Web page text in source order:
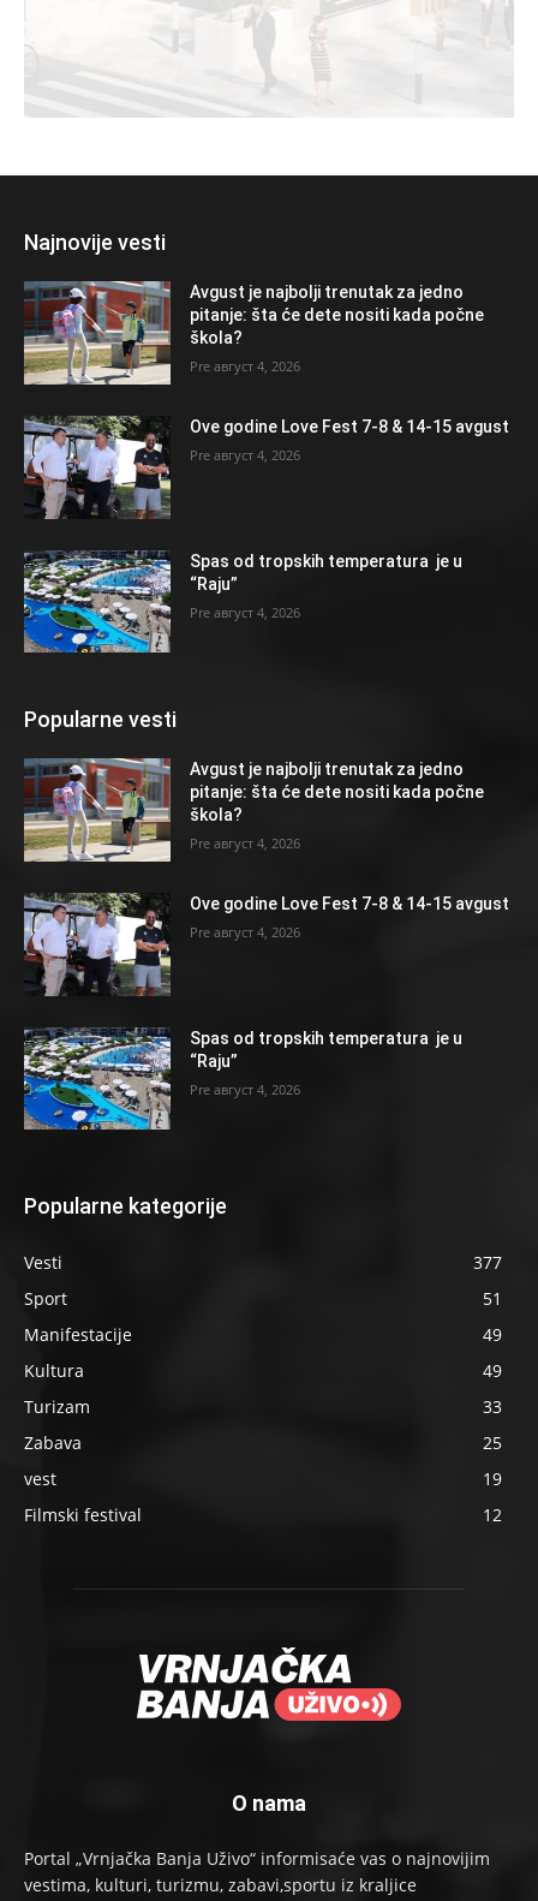
Najnovije vesti
Avgust je najbolji trenutak za jedno
pitanje: šta će dete nositi kada počne
škola?
август 4, 2026
Ove godine Love Fest 7-8 & 14-15 avgust
август 4, 2026
Spas od tropskih temperatura je u
“Raju”
август 4, 2026
Popularne vesti
Avgust je najbolji trenutak za jedno
pitanje: šta će dete nositi kada počne
škola?
август 4, 2026
Ove godine Love Fest 7-8 & 14-15 avgust
август 4, 2026
Spas od tropskih temperatura je u
“Raju”
август 4, 2026
Popularne kategorije
Vesti
377
Sport
51
Manifestacije
49
Kultura
49
Turizam
33
Zabava
25
vest
19
Filmski festival
12
O nama
Portal „Vrnjačka Banja Uživo“ informisaće vas o najnovijim
vestima, kulturi, turizmu, zabavi,sportu iz kraljice